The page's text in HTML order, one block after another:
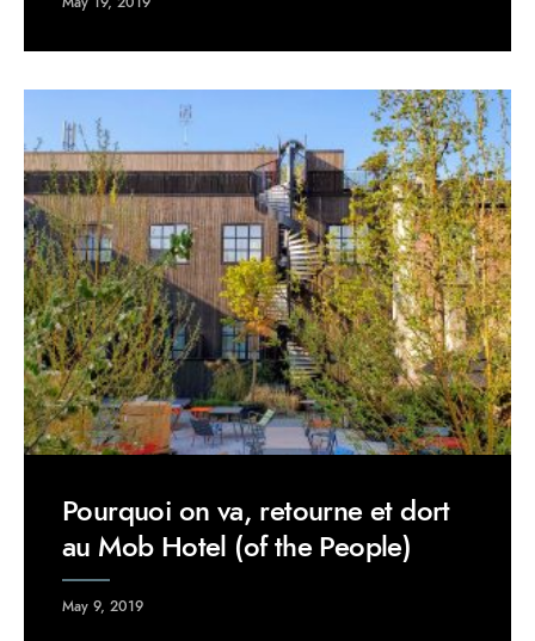
Pourquoi on va, retourne et dort
au Mob Hotel (of the People)
May 9, 2019